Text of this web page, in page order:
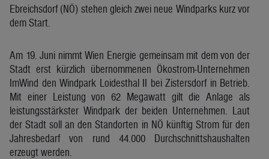
Ebreichsdorf (NÖ) stehen gleich zwei neue Windparks kurz vor
dem Start.
Am 19. Juni nimmt Wien Energie gemeinsam mit dem von der
Stadt erst kürzlich übernommenen Ökostrom-Unternehmen
ImWind den Windpark Loidesthal II bei Zistersdorf in Betrieb.
Mit einer Leistung von 62 Megawatt gilt die Anlage als
leistungsstärkster Windpark der beiden Unternehmen. Laut
der Stadt soll an den Standorten in NÖ künftig Strom für den
Jahresbedarf von rund 44.000 Durchschnittshaushalten
erzeugt werden.